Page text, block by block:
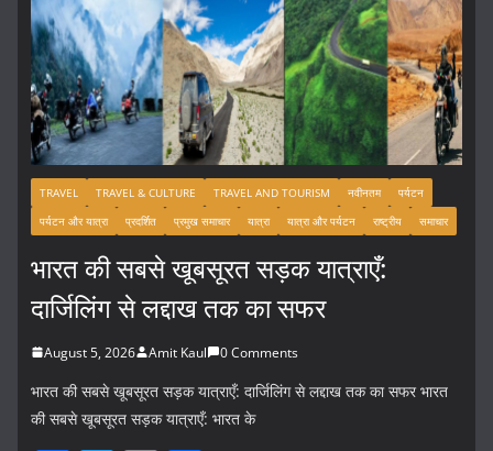
TRAVEL TRAVEL & CULTURE TRAVEL AND TOURISM नवीनतम
पर्यटन
पर्यटन और यात्रा
प्रदर्शित प्रमुख समाचार यात्रा यात्रा और पर्यटन राष्ट्रीय समाचार
भारत की सबसे खूबसूरत सड़क यात्राएँ:
दार्जिलिंग से लद्दाख तक का सफर
August 5, 2026 Amit Kaul 0 Comments
भारत की सबसे खूबसूरत सड़क यात्राएँ: दार्जिलिंग से लद्दाख तक का सफर भारत
की सबसे खूबसूरत सड़क यात्राएँ: भारत के